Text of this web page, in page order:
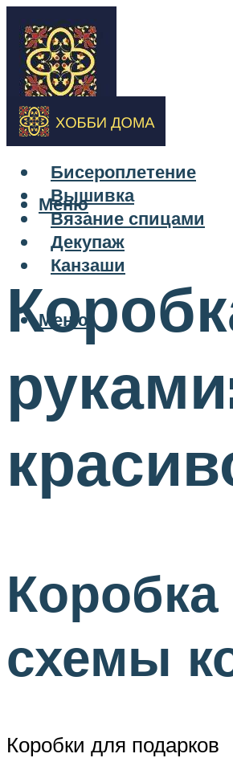
Бисероплетение
Вышивка
Вязание спицами
Декупаж
Канзаши
Меню
Меню
схемы
Коробки для подарков